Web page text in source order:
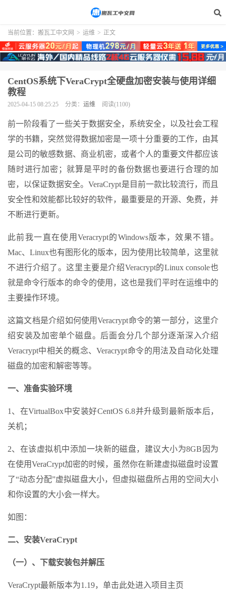
当前位置： 搬瓦工中文网 > 运维 > 正文
CentOS系统下VeraCrypt全硬盘加密安装与使用详细
教程
2025-04-15 08:25:25 分类： 运维 阅读(1100)
前一阶段看了一些关于数据安全，系统安全，以及社会工程
学的书籍，突然觉得数据加密是一项十分重要的工作，由其
是公司的敏感数据、商业机密，或者个人的重要文件都应该
随时进行加密；就算是平时的备份数据也要进行合理的加
密，以保证数据安全。VeraCrypt是目前一款比较流行，而且
安全性和效能都比较好的软件，最重要是的开源、免费，并
不断进行更新。
此前我一直在使用Veracrypt的Windows版本，效果不错。
Mac、Linux也有图形化的版本，因为使用比较简单，这里就
不进行介绍了。这里主要是介绍Veracrypt的Linux console也
就是命令行版本的命令的使用，这也是我们平时在运维中的
主要操作环境。
这篇文档是介绍如何使用Veracrypt命令的第一部分，这里介
绍安装及加密单个磁盘。后面会分几个部分逐渐深入介绍
Veracrypt中相关的概念、Veracrypt命令的用法及自动化处理
磁盘的加密和解密等等。
一、准备实验环境
1、在VirtualBox中安装好CentOS 6.8并升级到最新版本后，
关机；
2、在该虚拟机中添加一块新的磁盘，建议大小为8GB因为
在使用VeraCrypt加密的时候，虽然你在新建虚拟磁盘时设置
了“动态分配”虚拟磁盘大小，但虚拟磁盘所占用的空间大小
和你设置的大小会一样大。
如图：
二、安装VeraCrypt
（一）、下载安装包并解压
VeraCrypt最新版本为1.19，单击此处进入项目主页